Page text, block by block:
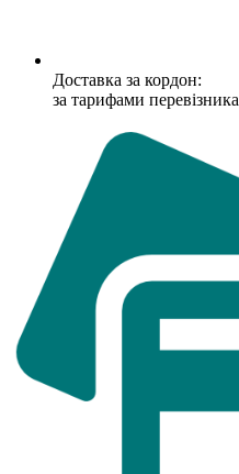
Доставка за кордон:
за тарифами перевізника